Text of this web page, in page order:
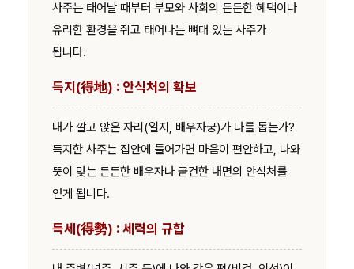
사주는 태어날 때부터 부모와 사회의 든든한 혜택이나
유리한 환경을 쥐고 태어나는 뼈대 있는 사주가
됩니다.
득지(得地) : 안식처의 확보
내가 깔고 앉은 자리(일지, 배우자궁)가 나를 돕는가?
득지한 사주는 집안에 들어가면 마음이 편안하고, 나와
뜻이 맞는 든든한 배우자나 굳건한 내면의 안식처를
얻게 됩니다.
득세(得勢) : 세력의 규합